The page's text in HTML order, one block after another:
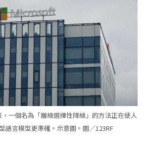
一個名為「層級選擇性降級」的方法正在使人
語言模型更準確。示意圖。圖／123RF